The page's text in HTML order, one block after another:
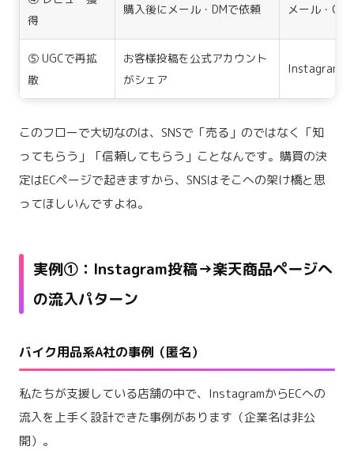
得
購入後にメール・DMで依頼 メール・
⑤ UGCで再拡
散
お客様投稿を公式アカウント
がシェア
Instagram
このフローで大切なのは、SNSで「売る」のではなく「知
ってもらう」「信頼してもらう」ことなんです。購買の決
定はECページで起きますから、SNSはそこへの架け橋と思
ってほしいんですよね。
実例①：Instagram投稿→楽天商品ページへ
の流入パターン
バイク用品系A社の事例（匿名）
私たちが支援している店舗の中で、InstagramからECへの
流入を上手く設計できた事例があります（企業名は非公
開）。